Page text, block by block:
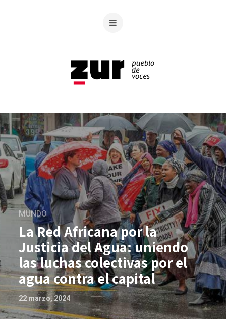
MUNDO
La Red Africana por la
Justicia del Agua: uniendo
las luchas colectivas por el
agua contra el capital
22 marzo, 2024